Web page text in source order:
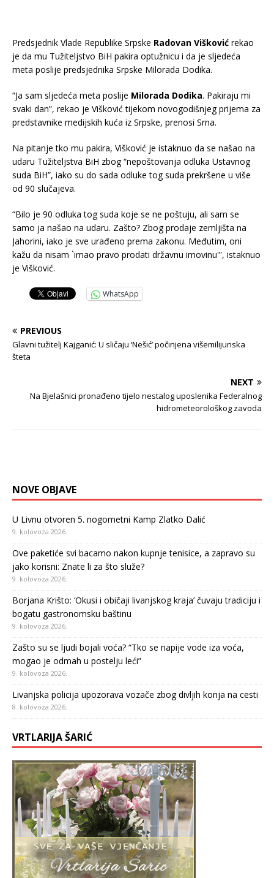
Predsjednik Vlade Republike Srpske Radovan Višković rekao
je da mu Tužiteljstvo BiH pakira optužnicu i da je sljedeća
meta poslije predsjednika Srpske Milorada Dodika.
“Ja sam sljedeća meta poslije Milorada Dodika. Pakiraju mi
svaki dan”, rekao je Višković tijekom novogodišnjeg prijema za
predstavnike medijskih kuća iz Srpske, prenosi Srna.
Na pitanje tko mu pakira, Višković je istaknuo da se našao na
udaru Tužiteljstva BiH zbog “nepoštovanja odluka Ustavnog
suda BiH”, iako su do sada odluke tog suda prekršene u više
od 90 slučajeva.
“Bilo je 90 odluka tog suda koje se ne poštuju, ali sam se
samo ja našao na udaru. Zašto? Zbog prodaje zemljišta na
Jahorini, iako je sve urađeno prema zakonu. Međutim, oni
kažu da nisam `imao pravo prodati državnu imovinu'”, istaknuo
je Višković.
WhatsApp
PREVIOUS
Glavni tužitelj Kajganić: U sličaju ‘Nešić’ počinjena višemilijunska
šteta
NEXT
Na Bjelašnici pronađeno tijelo nestalog uposlenika Federalnog
hidrometeorološkog zavoda
NOVE OBJAVE
U Livnu otvoren 5. nogometni Kamp Zlatko Dalić
9. kolovoza 2026.
Ove paketiće svi bacamo nakon kupnje tenisice, a zapravo su
jako korisni: Znate li za što služe?
9. kolovoza 2026.
Borjana Krišto: ‘Okusi i običaji livanjskog kraja’ čuvaju tradiciju i
bogatu gastronomsku baštinu
9. kolovoza 2026.
Zašto su se ljudi bojali voća? “Tko se napije vode iza voća,
mogao je odmah u postelju leći”
9. kolovoza 2026.
Livanjska policija upozorava vozače zbog divljih konja na cesti
8. kolovoza 2026.
VRTLARIJA ŠARIĆ